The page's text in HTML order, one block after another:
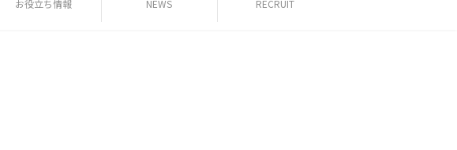
お役立ち情報 NEWS RECRUIT